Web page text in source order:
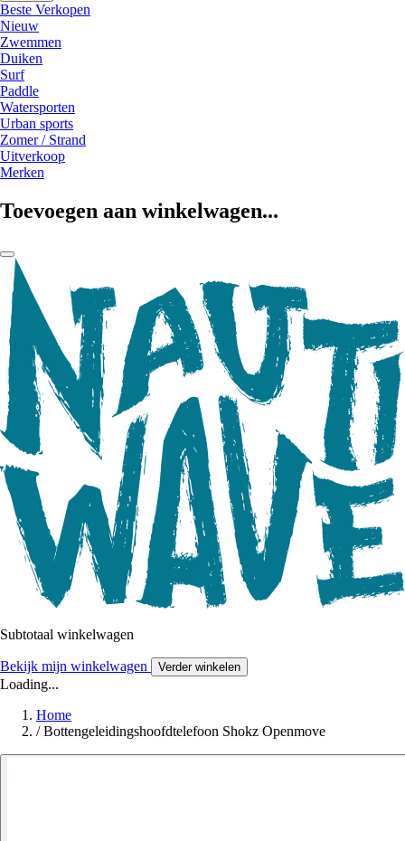
Beste Verkopen
Nieuw
Zwemmen
Duiken
Surf
Paddle
Watersporten
Urban sports
Zomer / Strand
Uitverkoop
Merken
Toevoegen aan winkelwagen...
Subtotaal winkelwagen
Bekijk mijn winkelwagen Verder winkelen
Loading...
Home
/ Bottengeleidingshoofdtelefoon Shokz Openmove